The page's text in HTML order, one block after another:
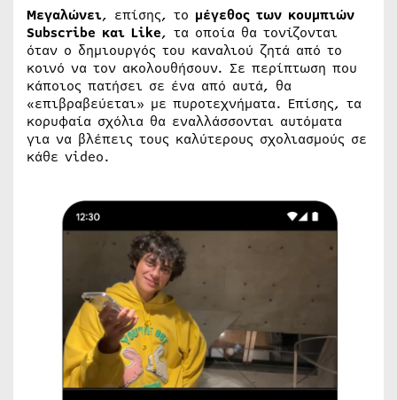
Μεγαλώνει, επίσης, το μέγεθος των κουμπιών
Subscribe και Like, τα οποία θα τονίζονται
όταν ο δημιουργός του καναλιού ζητά από το
κοινό να τον ακολουθήσουν. Σε περίπτωση που
κάποιος πατήσει σε ένα από αυτά, θα
«επιβραβεύεται» με πυροτεχνήματα. Επίσης, τα
κορυφαία σχόλια θα εναλλάσσονται αυτόματα
για να βλέπεις τους καλύτερους σχολιασμούς σε
κάθε video.